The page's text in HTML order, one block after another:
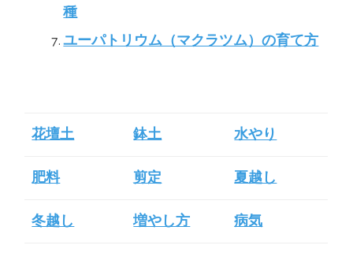
種
ユーパトリウム（マクラツム）の育て方
花壇土 鉢土 水やり
肥料 剪定 夏越し
冬越し 増やし方 病気